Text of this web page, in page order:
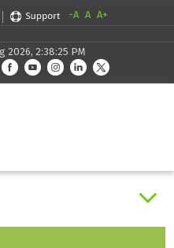
-A A A+
2026, 2:38:25 PM